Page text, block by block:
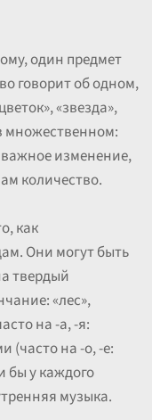
один предмет
говорит об одном,
«звезда»,
множественном:
важное изменение,
количество.
как
Они могут быть
твердый
«лес»,
на -а, -я:
(часто на -о, -е:
бы у каждого
музыка.